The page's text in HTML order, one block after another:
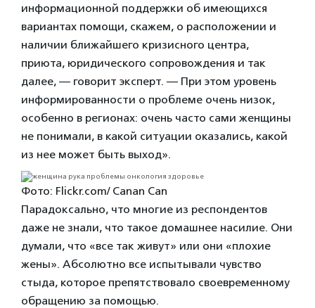
информационной поддержки об имеющихся
вариантах помощи, скажем, о расположении и
наличии ближайшего кризисного центра,
приюта, юридического сопровождения и так
далее, — говорит эксперт. — При этом уровень
информированности о проблеме очень низок,
особенно в регионах: очень часто сами женщины
не понимали, в какой ситуации оказались, какой
из нее может быть выход».
Фото: Flickr.com/ Canan Can
Парадоксально, что многие из респондентов
даже не знали, что такое домашнее насилие. Они
думали, что «все так живут» или они «плохие
жены». Абсолютно все испытывали чувство
стыда, которое препятствовало своевременному
обращению за помощью.